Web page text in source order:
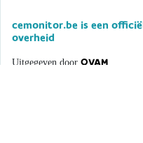
cemonitor.be is een
overheid
Uitgegeven door OVAM